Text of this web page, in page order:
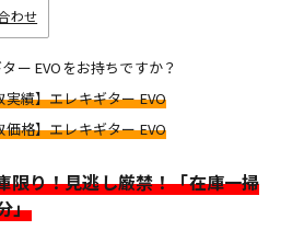
わせ
ー EVOをお持ちですか？
績】エレキギター EVO
格】エレキギター EVO
限り！見逃し厳禁！「在庫一掃
」